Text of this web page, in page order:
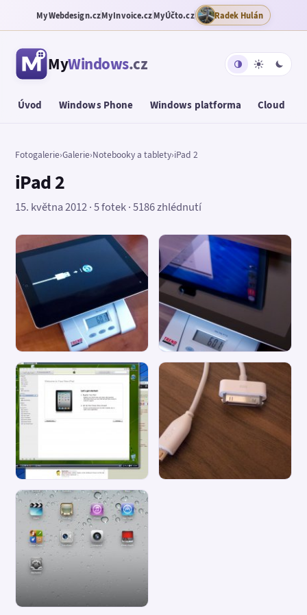
MyWebdesign.czMyInvoice.czMyÚčto.cz Radek Hulán
MyWindows.cz
Úvod Windows Phone Windows platforma Cloud
Fotogalerie›Galerie›Notebooky a tablety›iPad 2
iPad 2
15. května 2012 · 5 fotek · 5186 zhlédnutí